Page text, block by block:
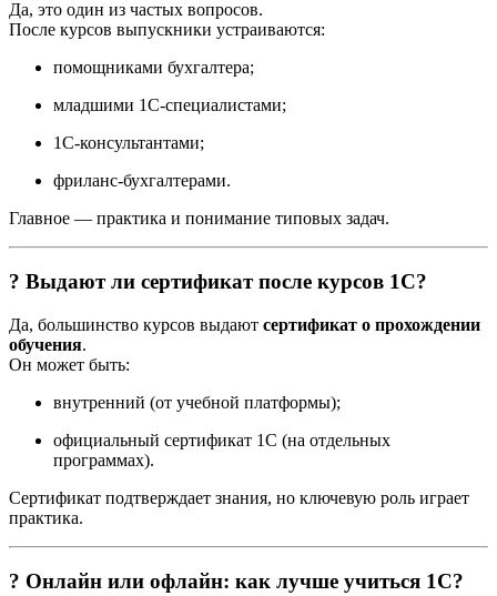
Да, это один из частых вопросов.
После курсов выпускники устраиваются:
помощниками бухгалтера;
младшими 1С-специалистами;
1С-консультантами;
фриланс-бухгалтерами.
Главное — практика и понимание типовых задач.
? Выдают ли сертификат после курсов 1С?
Да, большинство курсов выдают сертификат о прохождении
обучения.
Он может быть:
внутренний (от учебной платформы);
официальный сертификат 1С (на отдельных
программах).
Сертификат подтверждает знания, но ключевую роль играет
практика.
? Онлайн или офлайн: как лучше учиться 1С?